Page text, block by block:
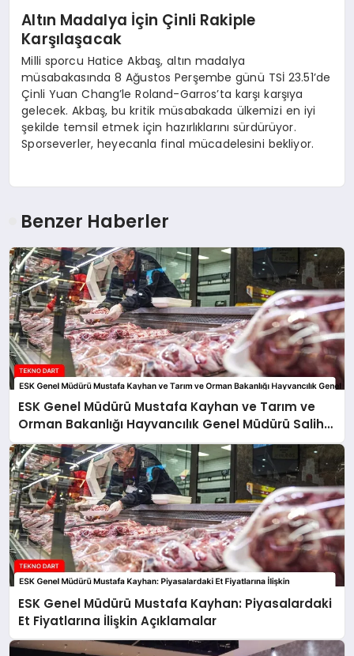
Altın Madalya İçin Çinli Rakiple
Karşılaşacak
Milli sporcu Hatice Akbaş, altın madalya
müsabakasında 8 Ağustos Perşembe günü TSİ 23.51’de
Çinli Yuan Chang’le Roland-Garros’ta karşı karşıya
gelecek. Akbaş, bu kritik müsabakada ülkemizi en iyi
şekilde temsil etmek için hazırlıklarını sürdürüyor.
Sporseverler, heyecanla final mücadelesini bekliyor.
Benzer Haberler
ESK Genel Müdürü Mustafa Kayhan ve Tarım ve
Orman Bakanlığı Hayvancılık Genel Müdürü Salih
Çelik’ten Kırmızı Et Piyasasına İlişkin Açıklamalar
ESK Genel Müdürü Mustafa Kayhan: Piyasalardaki
Et Fiyatlarına İlişkin Açıklamalar